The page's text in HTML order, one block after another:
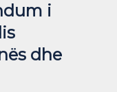
i
dhe